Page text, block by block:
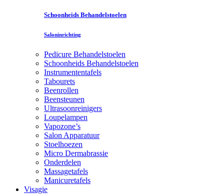
Schoonheids Behandelstoelen
Saloninrichting
Pedicure Behandelstoelen
Schoonheids Behandelstoelen
Instrumententafels
Tabourets
Beenrollen
Beensteunen
Ultrasoonreinigers
Loupelampen
Vapozone’s
Salon Apparatuur
Stoelhoezen
Micro Dermabrassie
Onderdelen
Massagetafels
Manicuretafels
Visagie